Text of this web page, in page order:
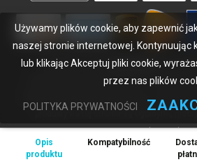
Opis
produktu
Kompatybilność
Copyright ©2026 bateriabuy.pl. Wszelkie
Wyznaczone znaki handlowe i marki są
BateriaBuy.pl nie jest powiązany z żadnymi
produkty na tej stronie są ogólnymi,
zamiennymi.
Wymienione nazwy marek i oznaczenia
Używamy plików cookie, aby zapewnić
naszej stronie internetowej. Kontynuując
lub klikając Akceptuj pliki cookie,
przez nas plików
POLITYKA PRYWATNOŚCI